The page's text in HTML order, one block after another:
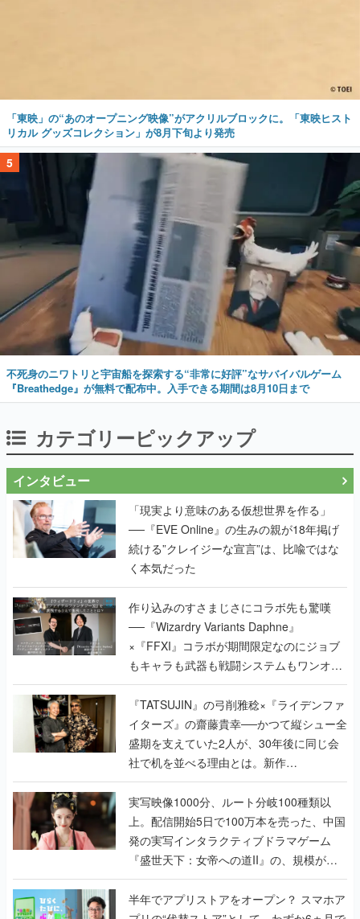
「東映」の“あのオープニング映像”がアクリルブロックに。「東映ヒスト
リカル グッズコレクション」が8月下旬より発売
5
不死身のニワトリと宇宙船を探索する“非常に好評”なサバイバルゲーム
『Breathedge』が無料で配布中。入手できる期間は8月10日まで
カテゴリーピックアップ
インタビュー
「現実より意味のある仮想世界を作る」
──『EVE Online』の生みの親が18年掲げ
続ける”クレイジーな宣言”は、比喩ではな
く本気だった
作り込みのすさまじさにコラボ先も驚嘆
──『Wizardry Variants Daphne』
×『FFXI』コラボが期間限定なのにジョブ
もキャラも武器も戦闘システムもワンオフ
で作り込まれた理由を両ディレクターに聞
く
『TATSUJIN』の弓削雅稔×『ライデンファ
イターズ』の齋藤貴幸──かつて縦シュー全
盛期を支えていた2人が、30年後に同じ会
社で机を並べる理由とは。新作
『TATSUJIN EXTREME』で初タッグを組
んだレジェンド2人に訊く開発秘話
実写映像1000分、ルート分岐100種類以
上。配信開始5日で100万本を売った、中国
発の実写インタラクティブドラマゲーム
『盛世天下：女帝への道II』の、規模が違
うこだわりをプロデューサーに聞いた
半年でアプリストアをオープン？ スマホア